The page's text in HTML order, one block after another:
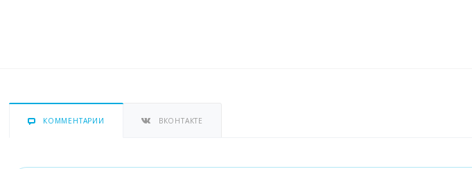
КОММЕНТАРИИ ВКОНТАКТЕ